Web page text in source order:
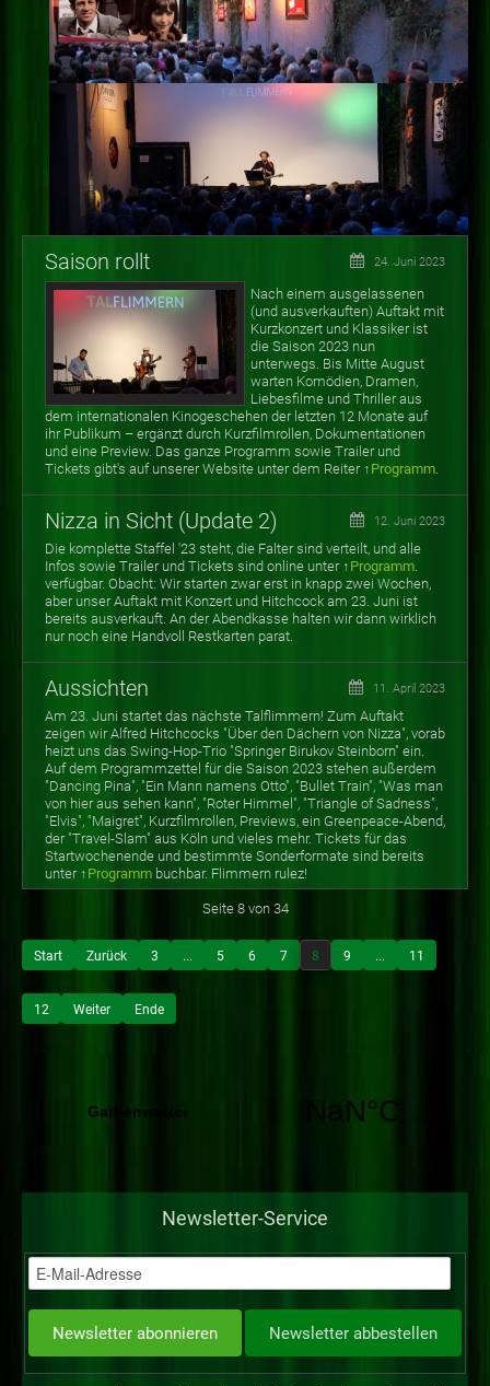
Saison rollt 24. Juni 2023
Nach einem ausgelassenen
(und ausverkauften) Auftakt mit
Kurzkonzert und Klassiker ist
die Saison 2023 nun
unterwegs. Bis Mitte August
warten Komödien, Dramen,
Liebesfilme und Thriller aus
dem internationalen Kinogeschehen der letzten 12 Monate auf
ihr Publikum – ergänzt durch Kurzfilmrollen, Dokumentationen
und eine Preview. Das ganze Programm sowie Trailer und
Tickets gibt's auf unserer Website unter dem Reiter ↑ Programm.
Nizza in Sicht (Update 2) 12. Juni 2023
Die komplette Staffel '23 steht, die Falter sind verteilt, und alle
Infos sowie Trailer und Tickets sind online unter ↑ Programm.
verfügbar. Obacht: Wir starten zwar erst in knapp zwei Wochen,
aber unser Auftakt mit Konzert und Hitchcock am 23. Juni ist
bereits ausverkauft. An der Abendkasse halten wir dann wirklich
nur noch eine Handvoll Restkarten parat.
Aussichten 11. April 2023
Am 23. Juni startet das nächste Talflimmern! Zum Auftakt
zeigen wir Alfred Hitchcocks "Über den Dächern von Nizza", vorab
heizt uns das Swing-Hop-Trio "Springer Birukov Steinborn" ein.
Auf dem Programmzettel für die Saison 2023 stehen außerdem
"Dancing Pina", "Ein Mann namens Otto", "Bullet Train", "Was man
von hier aus sehen kann", "Roter Himmel", "Triangle of Sadness",
"Elvis", "Maigret", Kurzfilmrollen, Previews, ein Greenpeace-Abend,
der "Travel-Slam" aus Köln und vieles mehr. Tickets für das
Startwochenende und bestimmte Sonderformate sind bereits
unter ↑ Programm buchbar. Flimmern rulez!
Seite 8 von 34
Start Zurück 3 ... 5 6 7 8 9 ... 11
12 Weiter Ende
Newsletter-Service